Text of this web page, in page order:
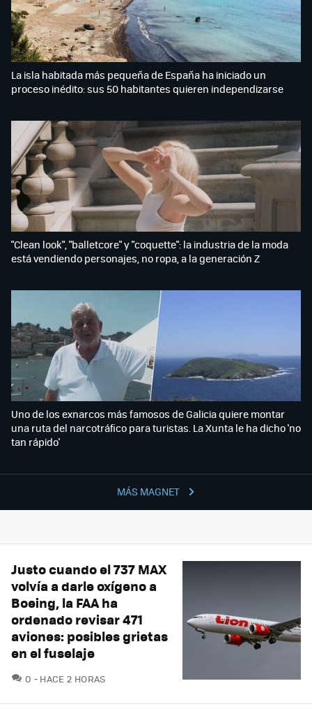
MÁS MAGNET
La isla habitada más pequeña de España ha iniciado un
proceso inédito: sus 50 habitantes quieren independizarse
"Clean look", "balletcore" y "coquette": la industria de la moda
está vendiendo personajes, no ropa, a la generación Z
Uno de los exnarcos más famosos de Galicia quiere montar
una ruta del narcotráfico para turistas. La Xunta le ha dicho 'no
tan rápido'
Justo cuando el 737 MAX
volvía a darle oxígeno a
Boeing, la FAA ha
ordenado revisar 471
aviones: posibles grietas
en el fuselaje
0 COMENTARIOS
HACE 2 HORAS